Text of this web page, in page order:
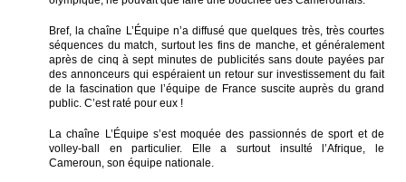
Bref, la chaîne L’Équipe n’a diffusé que quelques très, très courtes
séquences du match, surtout les fins de manche, et généralement
après de cinq à sept minutes de publicités sans doute payées par
des annonceurs qui espéraient un retour sur investissement du fait
de la fascination que l’équipe de France suscite auprès du grand
public. C’est raté pour eux !
La chaîne L’Équipe s’est moquée des passionnés de sport et de
volley-ball en particulier. Elle a surtout insulté l’Afrique, le
Cameroun, son équipe nationale.